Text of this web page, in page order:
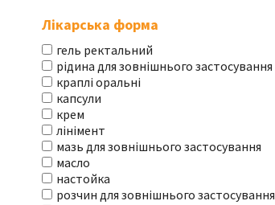
Лікарська форма
гель ректальний
рідина для зовнішнього застосування
краплі оральні
капсули
крем
лінімент
мазь для зовнішнього застосування
масло
настойка
розчин для зовнішнього застосування